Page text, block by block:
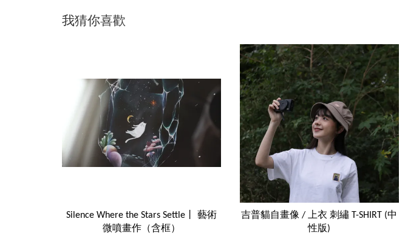
我猜你喜歡
Silence Where the Stars Settle丨 藝術
微噴畫作（含框）
吉普貓自畫像 / 上衣 刺繡 T-SHIRT (中
性版)